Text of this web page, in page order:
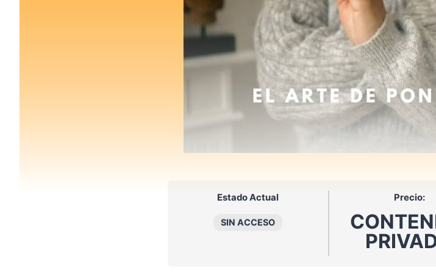
Estado Actual
SIN ACCESO
Precio: